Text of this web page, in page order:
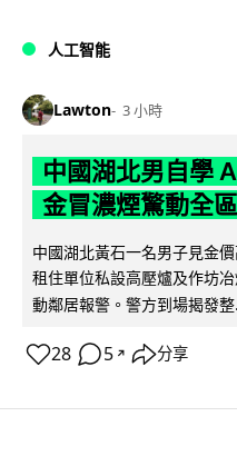
人工智能
Lawton 3 小時
中國湖北男自學
金冒濃煙驚動全區
中國湖北黃石一名男子見金
租住單位私設高壓爐及作坊
動鄰居報警。警方到場揭發
28 5 ↗ 分享